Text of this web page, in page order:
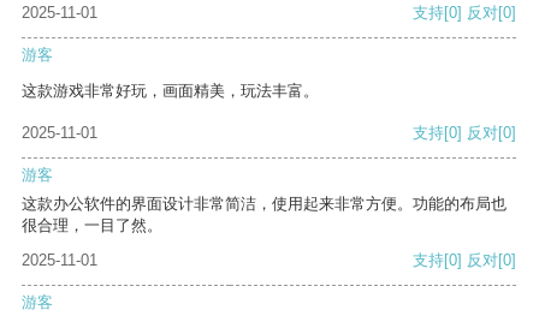
2025-11-01 支持[0] 反对[0]
游客
这款游戏非常好玩，画面精美，玩法丰富。
2025-11-01 支持[0] 反对[0]
游客
这款办公软件的界面设计非常简洁，使用起来非常方便。功能的布局也
很合理，一目了然。
2025-11-01
支持[0] 反对[0]
游客